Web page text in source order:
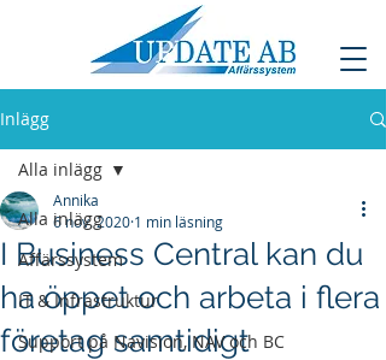
Inlägg
Alla inlägg
Affärssystem
IT & Infrastruktur
Support på Navision, NAV och BC
Alla inlägg
I Business Central kan du
ha öppet och arbeta i flera
företag samtidigt
Annika
6 nov. 2020 1 min läsning